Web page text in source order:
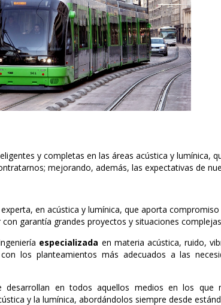
y completas en las áreas acústica y lumínica,
mejorando, además, las expectativas de
experta, en acústica y lumínica, que aporta
garantía grandes proyectos y situaciones
especializada en materia acústica, ruido,
los planteamientos más adecuados a las
desarrollan en todos aquellos medios en los que
y la lumínica, abordándolos siempre desde